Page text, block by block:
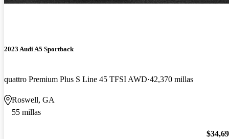
2023 Audi A5 Sportback
quattro Premium Plus S Line 45 TFSI AWD 42,370 millas
Roswell, GA
55 millas